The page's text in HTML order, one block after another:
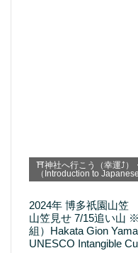
⛩神社へ行こう（幸運⤴）
（Introduction to
2024年 博多祇園山笠
山笠見せ 7/15追い山
組）Hakata Gion
UNESCO Intangible